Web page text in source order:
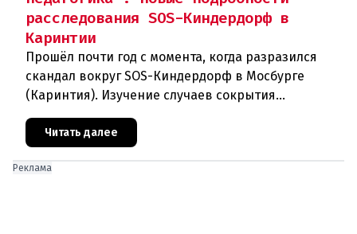
расследования SOS-Киндердорф в
Каринтии
Прошёл почти год с момента, когда разразился
скандал вокруг SOS-Киндердорф в Мосбурге
(Каринтия). Изучение случаев сокрытия
масштабное расследование, которое продо
Читать далее
Реклама